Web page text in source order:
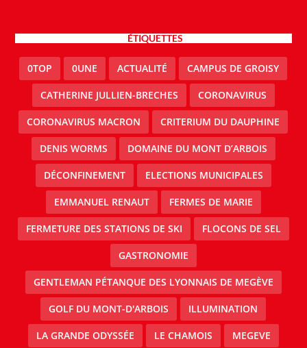
ÉTIQUETTES
0TOP 0UNE ACTUALITÉ CAMPUS DE GROISY
CATHERINE JULLIEN-BRECHES CORONAVIRUS
CORONAVIRUS MACRON CRITERIUM DU DAUPHINE
DENIS WORMS DOMAINE DU MONT D’ARBOIS
DÉCONFINEMENT ELECTIONS MUNICIPALES
EMMANUEL RENAUT FERMES DE MARIE
FERMETURE DES STATIONS DE SKI FLOCONS DE SEL
GASTRONOMIE
GENTLEMAN PÉTANQUE DES LYONNAIS DE MEGÈVE
GOLF DU MONT-D'ARBOIS ILLUMINATION
LA GRANDE ODYSSÉE LE CHAMOIS MEGEVE